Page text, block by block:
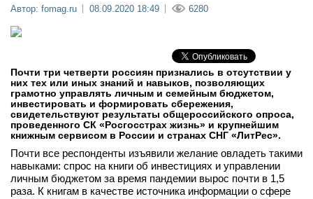
Статьи
Lifestyle
Мероприятия
Новости
Интервью
Автор: fomag.ru 08.09.2020 18:49 6280
Почти три четверти россиян признались в отсутствии у
них тех или иных знаний и навыков, позволяющих
грамотно управлять личным и семейным бюджетом,
инвестировать и формировать сбережения,
свидетельствуют результаты общероссийского опроса,
проведенного СК «Росгосстрах жизнь» и крупнейшим
книжным сервисом в России и странах СНГ «ЛитРес».
Почти все респонденты изъявили желание овладеть такими
навыками: спрос на книги об инвестициях и управлении
личным бюджетом за время пандемии вырос почти в 1,5
раза. К книгам в качестве источника информации о сфере